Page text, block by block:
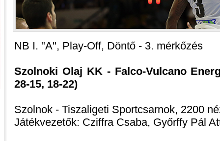
NB I. "A", Play-Off, Döntő - 3. mérkőzés
Szolnoki Olaj KK - Falco-Vulcano
28-15, 18-22)
Szolnok - Tiszaligeti Sportcsarnok, 2200
Játékvezetők: Cziffra Csaba, Győrffy Pál